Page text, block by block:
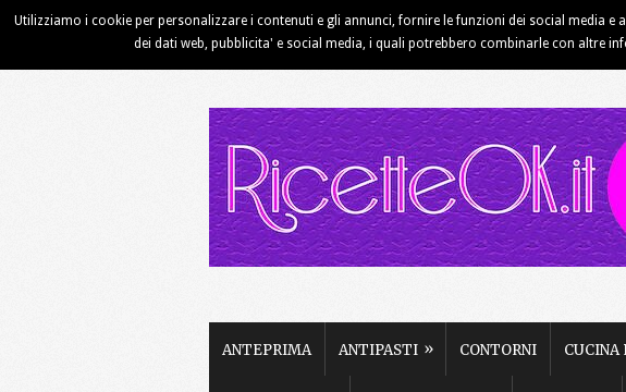
HOME CHI SIAMO CONTATTI INFORMATIVA
ANTEPRIMA ANTIPASTI » CONTORNI CUCINA
Utilizziamo i cookie per personalizzare i contenuti e gli annunci, fornire le funzioni dei social
dei dati web, pubblicita' e social media, i quali potrebbero combinarle con altre